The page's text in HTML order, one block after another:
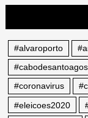
#alvaroporto
#coronavirus
#eleicoes2020